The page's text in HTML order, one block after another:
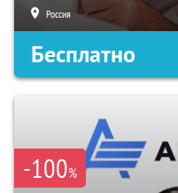
Россия
Бесплатно
-100%